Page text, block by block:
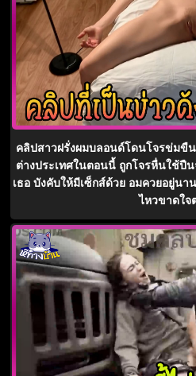
คลิปสาวฝรั่งผมบลอนด์โดนโจรข่มขื
ต่างประเทศในตอนนี้ ถูกโจรหื่นใช้ปื
เธอ บังคับให้มีเซ็กส์ด้วย อมควยอยู่น
ไหวขาดใจ